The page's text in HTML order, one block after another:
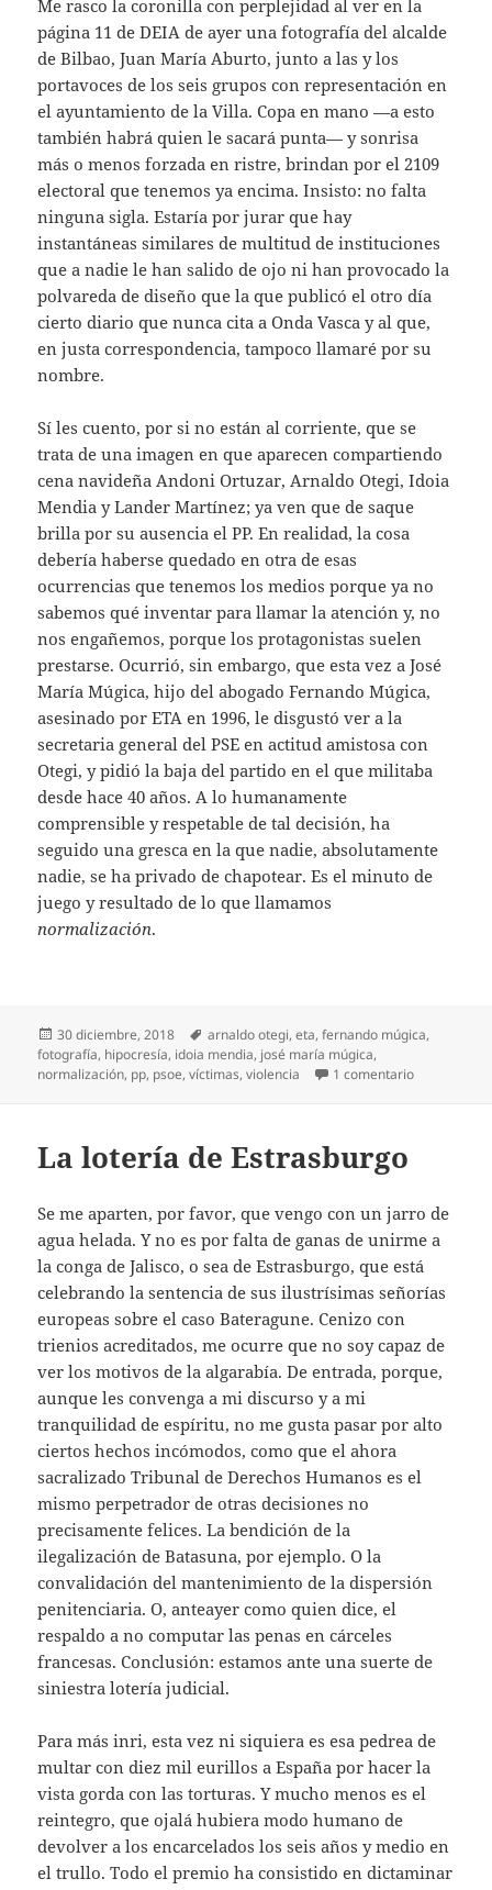
Me rasco la coronilla con perplejidad al ver en la
página 11 de DEIA de ayer una fotografía del alcalde
de Bilbao, Juan María Aburto, junto a las y los
portavoces de los seis grupos con representación en
el ayuntamiento de la Villa. Copa en mano —a esto
también habrá quien le sacará punta— y sonrisa
más o menos forzada en ristre, brindan por el 2109
electoral que tenemos ya encima. Insisto: no falta
ninguna sigla. Estaría por jurar que hay
instantáneas similares de multitud de instituciones
que a nadie le han salido de ojo ni han provocado la
polvareda de diseño que la que publicó el otro día
cierto diario que nunca cita a Onda Vasca y al que,
en justa correspondencia, tampoco llamaré por su
nombre.
Sí les cuento, por si no están al corriente, que se
trata de una imagen en que aparecen compartiendo
cena navideña Andoni Ortuzar, Arnaldo Otegi, Idoia
Mendia y Lander Martínez; ya ven que de saque
brilla por su ausencia el PP. En realidad, la cosa
debería haberse quedado en otra de esas
ocurrencias que tenemos los medios porque ya no
sabemos qué inventar para llamar la atención y, no
nos engañemos, porque los protagonistas suelen
prestarse. Ocurrió, sin embargo, que esta vez a José
María Múgica, hijo del abogado Fernando Múgica,
asesinado por ETA en 1996, le disgustó ver a la
secretaria general del PSE en actitud amistosa con
Otegi, y pidió la baja del partido en el que militaba
desde hace 40 años. A lo humanamente
comprensible y respetable de tal decisión, ha
seguido una gresca en la que nadie, absolutamente
nadie, se ha privado de chapotear. Es el minuto de
juego y resultado de lo que llamamos
normalización.
Publicado
el
30 diciembre, 2018 Etiquetas
arnaldo otegi,eta,fernando múgica,
fotografía, hipocresía, idoia mendia, josé maría múgica,
normalización, pp, psoe,víctimas,violencia 1 comentarioen Tantas
La lotería de Estrasburgo
Se me aparten, por favor, que vengo con un jarro de
agua helada. Y no es por falta de ganas de unirme a
la conga de Jalisco, o sea de Estrasburgo, que está
celebrando la sentencia de sus ilustrísimas señorías
europeas sobre el caso Bateragune. Cenizo con
trienios acreditados, me ocurre que no soy capaz de
ver los motivos de la algarabía. De entrada, porque,
aunque les convenga a mi discurso y a mi
tranquilidad de espíritu, no me gusta pasar por alto
ciertos hechos incómodos, como que el ahora
sacralizado Tribunal de Derechos Humanos es el
mismo perpetrador de otras decisiones no
precisamente felices. La bendición de la
ilegalización de Batasuna, por ejemplo. O la
convalidación del mantenimiento de la dispersión
penitenciaria. O, anteayer como quien dice, el
respaldo a no computar las penas en cárceles
francesas. Conclusión: estamos ante una suerte de
siniestra lotería judicial.
Para más inri, esta vez ni siquiera es esa pedrea de
multar con diez mil eurillos a España por hacer la
vista gorda con las torturas. Y mucho menos es el
reintegro, que ojalá hubiera modo humano de
devolver a los encarcelados los seis años y medio en
el trullo. Todo el premio ha consistido en dictaminar